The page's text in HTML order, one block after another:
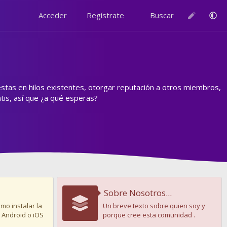
Acceder Regístrate Buscar
en hilos existentes, otorgar reputación a otros miembros,
así que ¿a qué esperas?
instalar la
o iOS
Sobre Nosotros...
Un breve texto sobre quien soy y
porque cree esta comunidad .